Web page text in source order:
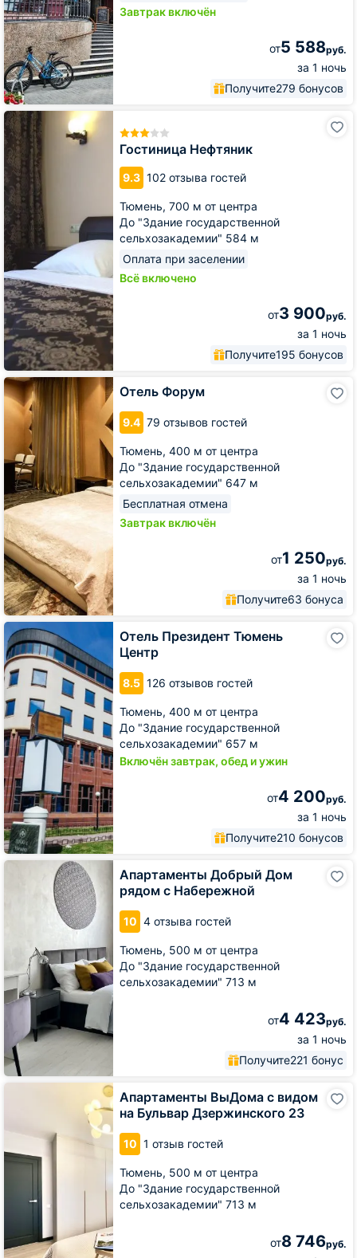
Завтрак включён
от5 588руб.
за 1 ночь
Получите279 бонусов
Гостиница Нефтяник
9.3 102 отзыва гостей
Тюмень, 700 м от центра
До "Здание государственной
сельхозакадемии" 584 м
Оплата при заселении
Всё включено
от3 900руб.
за 1 ночь
Получите195 бонусов
Гостиница
Нефтяник
Отель Форум
9.4 79 отзывов гостей
Тюмень, 400 м от центра
До "Здание государственной
сельхозакадемии" 647 м
Бесплатная отмена
Завтрак включён
от1 250руб.
за 1 ночь
Получите63 бонуса
Отель
Форум
Отель Президент Тюмень
Центр
8.5 126 отзывов гостей
Тюмень, 400 м от центра
До "Здание государственной
сельхозакадемии" 657 м
Включён завтрак, обед и ужин
от4 200руб.
за 1 ночь
Получите210 бонусов
Отель
Президент
Тюмень
Центр
Апартаменты Добрый Дом
рядом с Набережной
10 4 отзыва гостей
Тюмень, 500 м от центра
До "Здание государственной
сельхозакадемии" 713 м
от4 423руб.
за 1 ночь
Получите221 бонус
Апартаменты
Апартаменты ВыДома с видом
на Бульвар Дзержинского 23
10 1 отзыв гостей
Тюмень, 500 м от центра
До "Здание государственной
сельхозакадемии" 713 м
от8 746руб.
Апартаменты
Бульвар